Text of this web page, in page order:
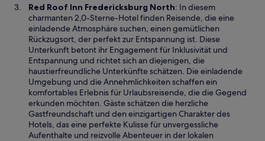
e
s
t
r
e
f
Red Roof Inn Fredericksburg NorthW
i
r
d
i
n
e
i
n
e
m
n
e
: In diesem
charmanten 2,0-Sterne-Hotel finden Reisende, die eine
einladende Atmosphäre suchen, einen gemütlichen
Rückzugsort, der perfekt zur Entspannung ist. Diese
Unterkunft betont ihr Engagement für Inklusivität und
Entspannung und richtet sich an diejenigen, die
haustierfreundliche Unterkünfte schätzen. Die einladende
Umgebung und die Annehmlichkeiten schaffen ein
komfortables Erlebnis für Urlaubsreisende, die die Gegend
erkunden möchten. Gäste schätzen die herzliche
Gastfreundschaft und den einzigartigen Charakter des
Hotels, das eine perfekte Kulisse für unvergessliche
Aufenthalte und reizvolle Abenteuer in der lokalen